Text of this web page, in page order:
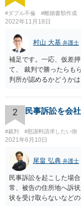
#ダブル不倫 #離婚書類作成
2022年11月18日
村山 大基 弁護士
補足です。一応、仮差
て、 裁判で勝ったらも
判所が認めるかどうか
のであれば、 面談相談
2 民事訴訟を会
#裁判 #慰謝料請求したい側
2021年6月10日
尾畠 弘典 弁護士
民事訴訟を起こした場
常、被告の住所地へ訴
状を受け取らないなど